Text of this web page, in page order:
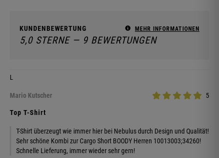
KUNDENBEWERTUNG MEHR INFORMATIONEN
5,0 STERNE — 9 BEWERTUNGEN
L
Mario Kutscher 5
Top T-Shirt
T-Shirt überzeugt wie immer hier bei Nebulus durch Design und Qualität!
Sehr schöne Kombi zur Cargo Short BOODY Herren 10013003;34260!
Schnelle Lieferung, immer wieder sehr gern!